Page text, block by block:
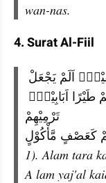
wan-nas.
4. Surat Al-Fiil
تَرْمِيْهِمْ
كَعَصْفٍ مَّأْكُوْلٍ
1). Alam tara
A lam yaj'al